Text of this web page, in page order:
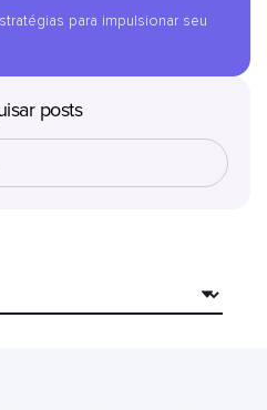
para impulsionar seu
posts